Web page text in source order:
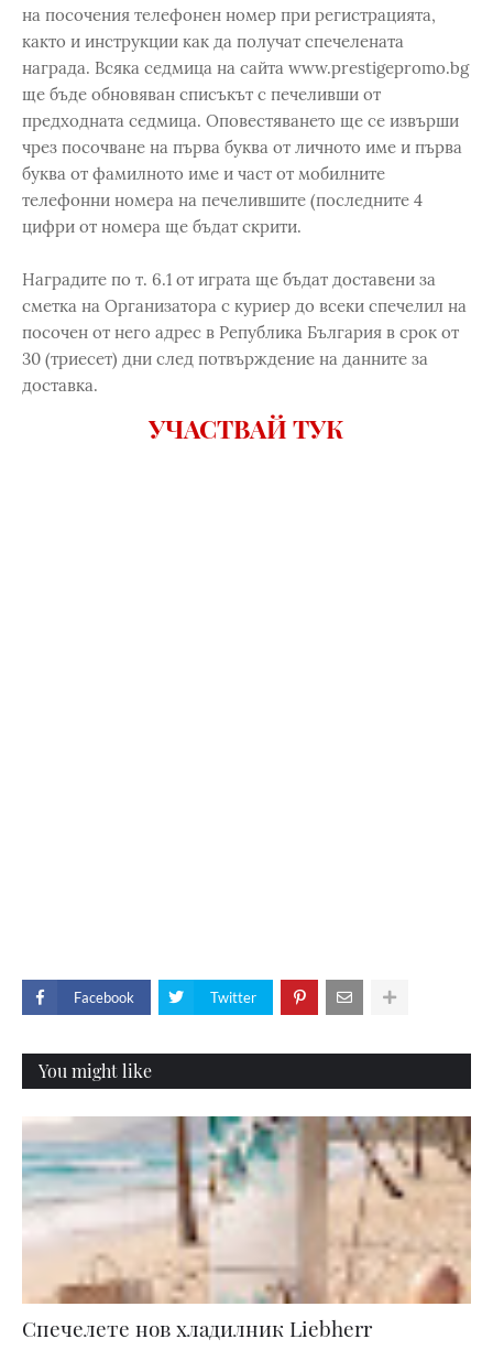
на посочения телефонен номер при регистрацията,
както и инструкции как да получат спечелената
награда. Всяка седмица на сайта www.prestigepromo.bg
ще бъде обновяван списъкът с печеливши от
предходната седмица. Оповестяването ще се извърши
чрез посочване на първа буква от личното име и първа
буква от фамилното име и част от мобилните
телефонни номера на печелившите (последните 4
цифри от номера ще бъдат скрити.
Наградите по т. 6.1 от играта ще бъдат доставени за
сметка на Организатора с куриер до всеки спечелил на
посочен от него адрес в Република България в срок от
30 (триесет) дни след потвърждение на данните за
доставка.
УЧАСТВАЙ ТУК
Facebook Twitter
You might like
Спечелете нов хладилник Liebherr